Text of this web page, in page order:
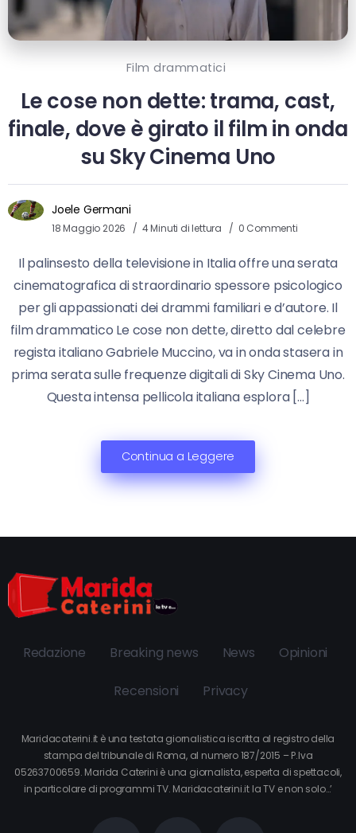
Film drammatici
Le cose non dette: trama, cast,
finale, dove è girato il film in onda
su Sky Cinema Uno
Joele Germani
18 Maggio 2026 4 Minuti di lettura 0 Commenti
Il palinsesto della televisione in Italia offre una serata
cinematografica di straordinario spessore psicologico
per gli appassionati dei drammi familiari e d’autore. Il
film drammatico Le cose non dette, diretto dal celebre
regista italiano Gabriele Muccino, va in onda stasera in
prima serata sulle frequenze digitali di Sky Cinema Uno.
Questa intensa pellicola italiana esplora […]
Continua a Leggere
Redazione Breaking news News Opinioni
Recensioni Privacy
Maridacaterini.it è una testata giornalistica iscritta al registro della
stampa del tribunale di Roma, al numero 187/2015 – P.Iva
05263700659. Marida Caterini è una giornalista, esperta di spettacoli,
in particolare di programmi TV. Maridacaterini.it la TV e non solo…’